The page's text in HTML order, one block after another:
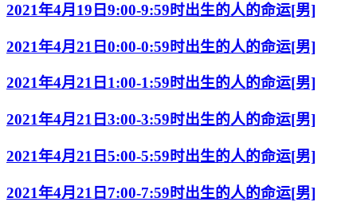
2021年4月19日9:00-9:59时出生的人的命运[男]
2021年4月21日0:00-0:59时出生的人的命运[男]
2021年4月21日1:00-1:59时出生的人的命运[男]
2021年4月21日3:00-3:59时出生的人的命运[男]
2021年4月21日5:00-5:59时出生的人的命运[男]
2021年4月21日7:00-7:59时出生的人的命运[男]